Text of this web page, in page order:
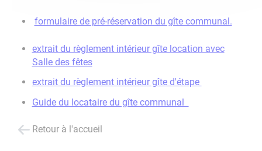
formulaire de pré-réservation du gîte communal.
extrait du règlement intérieur gîte location avec
Salle des fêtes
extrait du règlement intérieur gîte d'étape
Guide du locataire du gîte communal
Retour à l'accueil